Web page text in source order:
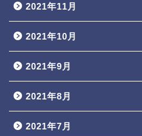
2021年11月
2021年10月
2021年9月
2021年8月
2021年7月